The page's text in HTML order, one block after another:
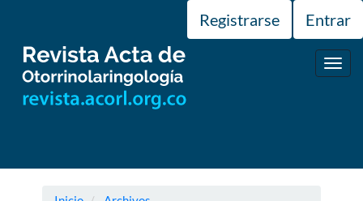
principal
Barra
lateral
Registrarse Entrar